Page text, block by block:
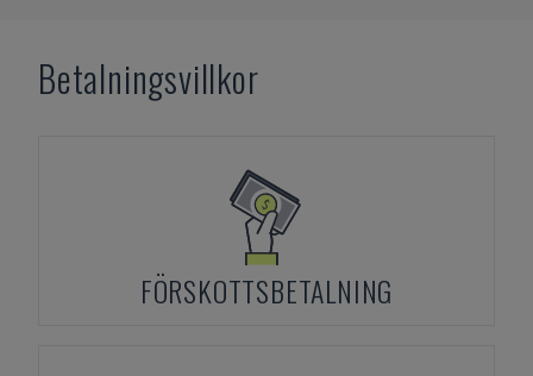
Betalningsvillkor
FÖRSKOTTSBETALNING